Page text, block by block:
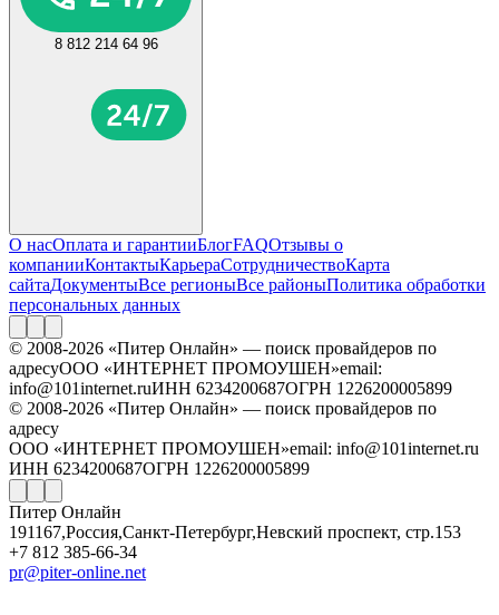
8 812 214 64 96
О насОплата и гарантииБлогFAQОтзывы о
компанииКонтактыКарьераСотрудничествоКарта
сайтаДокументыВсе регионыВсе районыПолитика обработки
персональных данных
© 2008-2026 «Питер Онлайн» — поиск провайдеров по
адресуООО «ИНТЕРНЕТ ПРОМОУШЕН»email:
info@101internet.ruИНН 6234200687ОГРН 1226200005899
© 2008-2026 «Питер Онлайн» — поиск провайдеров по
адресу
ООО «ИНТЕРНЕТ ПРОМОУШЕН»email: info@101internet.ru
ИНН 6234200687ОГРН 1226200005899
Питер Онлайн
191167,Россия,Санкт-Петербург,Невский проспект, стр.153
+7 812 385-66-34
pr@piter-online.net